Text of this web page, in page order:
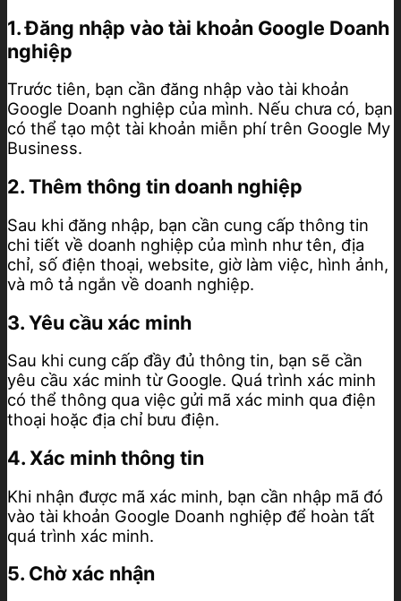
1. Đăng nhập vào tài khoản Google Doanh
nghiệp
Trước tiên, bạn cần đăng nhập vào tài khoản
Google Doanh nghiệp của mình. Nếu chưa có, bạn
có thể tạo một tài khoản miễn phí trên Google My
Business.
2. Thêm thông tin doanh nghiệp
Sau khi đăng nhập, bạn cần cung cấp thông tin
chi tiết về doanh nghiệp của mình như tên, địa
chỉ, số điện thoại, website, giờ làm việc, hình ảnh,
và mô tả ngắn về doanh nghiệp.
3. Yêu cầu xác minh
Sau khi cung cấp đầy đủ thông tin, bạn sẽ cần
yêu cầu xác minh từ Google. Quá trình xác minh
có thể thông qua việc gửi mã xác minh qua điện
thoại hoặc địa chỉ bưu điện.
4. Xác minh thông tin
Khi nhận được mã xác minh, bạn cần nhập mã đó
vào tài khoản Google Doanh nghiệp để hoàn tất
quá trình xác minh.
5. Chờ xác nhận